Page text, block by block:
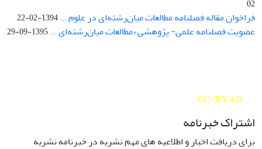
02
فراخوان مقاله فصلنامه مطالعات میان‌رشته‌ای در علوم ...1394-02-22
عضویت فصلنامه علمی- پژوهشی «مطالعات میان‌رشته‌ای ...1395-09-29
CC-BY 4.0
اشتراک خبرنامه
برای دریافت اخبار و اطلاعیه های مهم نشریه در خبرنامه نشریه